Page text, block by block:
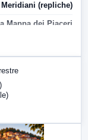
(repliche)
Mappa dei Piaceri
LabNews (replica)